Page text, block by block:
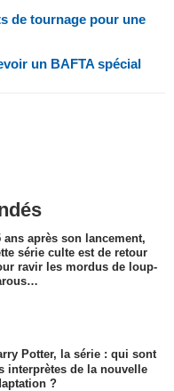
de tournage pour une
un BAFTA spécial
ans après son lancement,
série culte est de retour
ravir les mordus de loup-
Potter, la série : qui sont
interprètes de la nouvelle
?